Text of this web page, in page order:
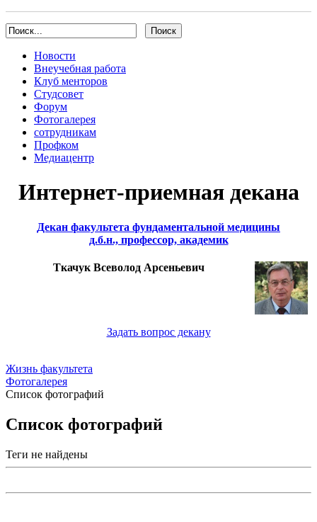
Новости
Внеучебная работа
Клуб менторов
Студсовет
Форум
Фотогалерея
сотрудникам
Профком
Медиацентр
Интернет-приемная декана
Декан факультета фундаментальной медицины
д.б.н., профессор, академик
Ткачук Всеволод Арсеньевич
Задать вопрос декану
Жизнь факультета
Фотогалерея
Список фотографий
Список фотографий
Теги не найдены